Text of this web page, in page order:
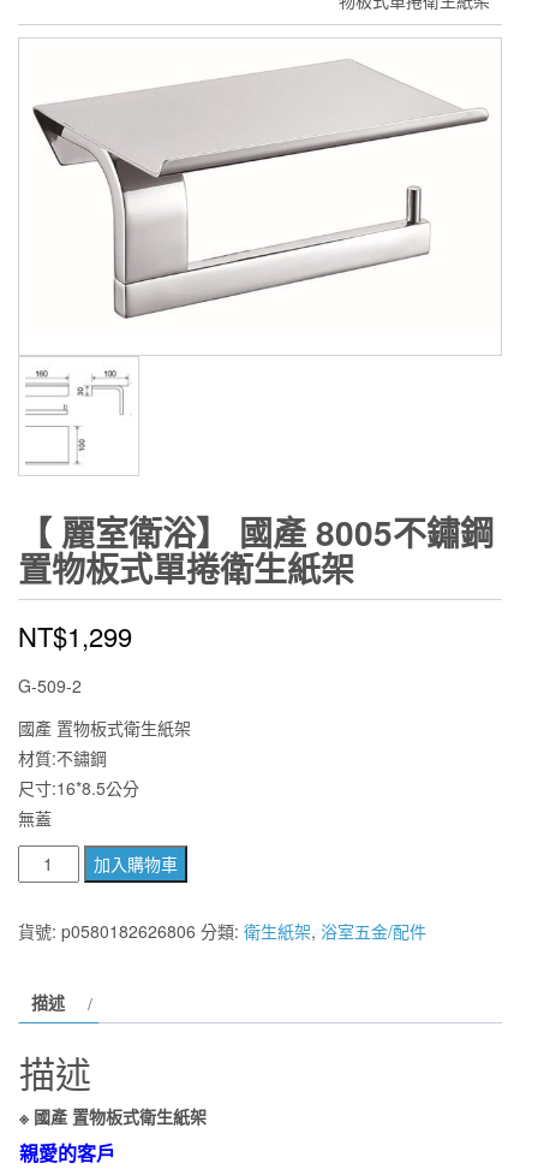
【 麗室衛浴】 國產 8005不鏽鋼
置物板式單捲衛生紙架
NT$1,299
G-509-2
國產 置物板式衛生紙架
材質:不鏽鋼
尺寸:16*8.5公分
無蓋
麗
室
國
8005
鏽
鋼
加入購物車
貨號: p0580182626806 分類: 衛生紙架, 浴室五金/配件
描述
描述
※ 國產 置物板式衛生紙架
親愛的客戶